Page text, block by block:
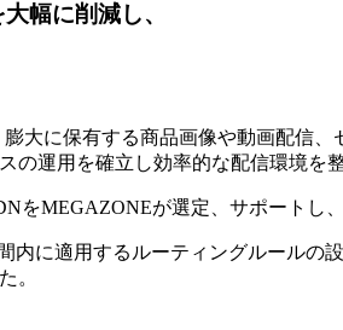
幅に削減し、
大に保有する商品画像や動画配信
運用を確立し効率的な配信環境を
をMEGAZONEが選定、サポートし
内に適用するルーティングルール
。